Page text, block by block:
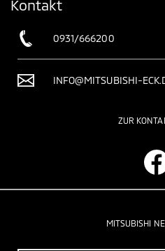
Kontakt
0931/666200
INFO@MITSUBISHI-
ZUR
MITSUBISHI